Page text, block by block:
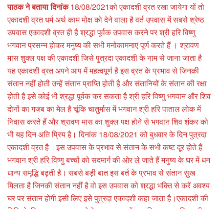
पाठक ने बताया दिनांक18/08/2021को एकादशी व्रत रखा जायेगा यों तो
एकादशी व्रत धर्म अर्थ काम मोक्ष को देने वाला है वर्त उपवास में सबसे श्रेष्ठ
उपवास एकादशी व्रत ही है श्रद्धा पूर्वक उपवास करने पर श्री हरि विष्णु
भगवान प्रसन्न होकर मनुष्य की सभी मनोकामनाएं पूर्ण करते हैं । श्रावण
मास शुक्ल पक्ष की एकादशी जिसे पुत्रदा एकादशी के नाम से जाना जाता है
यह एकादशी व्रत अपने आप में महत्वपूर्ण है इस व्रत के प्रभाव से जिनकी
संतान नहीं होती उन्हें संतान प्राप्ति होती है और संतानियों के संतान की रक्षा
होती है इसे कोई भी श्रद्धा पूर्वक कर सकता है श्री हरि विष्णु भगवान और शिव
दोनों का गजब का मेल है चूंकि चातुर्मास में भगवान श्री हरि पाताल लोक में
निवास करते हैं और श्रावण मास का शुक्ल पक्ष होने से भगवान शिव शंकर को
भी यह दिन अति प्रिय है। दिनांक 18/08/2021 को बुधवार के दिन पुत्रदा
एकादशी व्रत है ।इस उपवास के प्रभाव से संतान के सभी कष्ट दूर होते हैं
भगवान श्री हरि विष्णु बच्चों को सदमार्ग की ओर ले जाते हैं मनुष्य के घर में धन
धान्य समृद्धि बढ़ती है। सबसे बड़ी बात इस बर्त के प्रभाव से संतान सुख
मिलता है जिनकी संतान नहीं है वो इस उपवास को श्रद्धा भक्ति से करें अवश्य
घर पर संतान होगी इसी लिए इसे पुत्रदा एकादशी कहा जाता है।एकादशी की